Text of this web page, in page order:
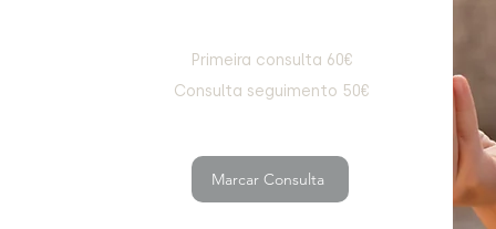
Primeira consulta 60€
Consulta seguimento 50€
Marcar Consulta